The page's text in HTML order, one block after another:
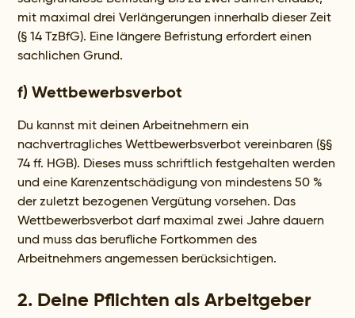
mit maximal drei Verlängerungen innerhalb dieser Zeit
(§ 14 TzBfG). Eine längere Befristung erfordert einen
sachlichen Grund.
f) Wettbewerbsverbot
Du kannst mit deinen Arbeitnehmern ein
nachvertragliches Wettbewerbsverbot vereinbaren (§§
74 ff. HGB). Dieses muss schriftlich festgehalten werden
und eine Karenzentschädigung von mindestens 50 %
der zuletzt bezogenen Vergütung vorsehen. Das
Wettbewerbsverbot darf maximal zwei Jahre dauern
und muss das berufliche Fortkommen des
Arbeitnehmers angemessen berücksichtigen.
2. Deine Pflichten als Arbeitgeber